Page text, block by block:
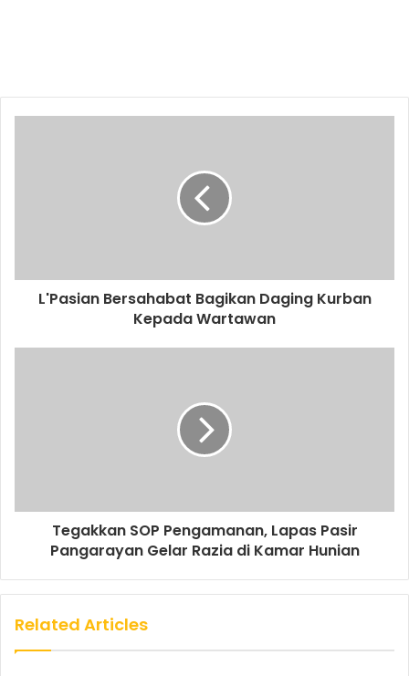
L'Pasian Bersahabat Bagikan Daging Kurban
Kepada Wartawan
Tegakkan SOP Pengamanan, Lapas Pasir
Pangarayan Gelar Razia di Kamar Hunian
Related Articles